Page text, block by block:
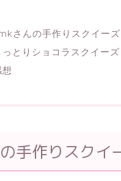
さんの手作りスクイーズ
っとりショコラスクイーズ
想
手作りスクイ